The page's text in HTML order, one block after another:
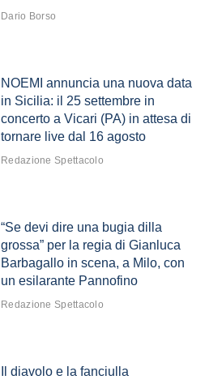
Dario Borso
NOEMI annuncia una nuova data
in Sicilia: il 25 settembre in
concerto a Vicari (PA) in attesa di
tornare live dal 16 agosto
Redazione Spettacolo
“Se devi dire una bugia dilla
grossa” per la regia di Gianluca
Barbagallo in scena, a Milo, con
un esilarante Pannofino
Redazione Spettacolo
Il diavolo e la fanciulla